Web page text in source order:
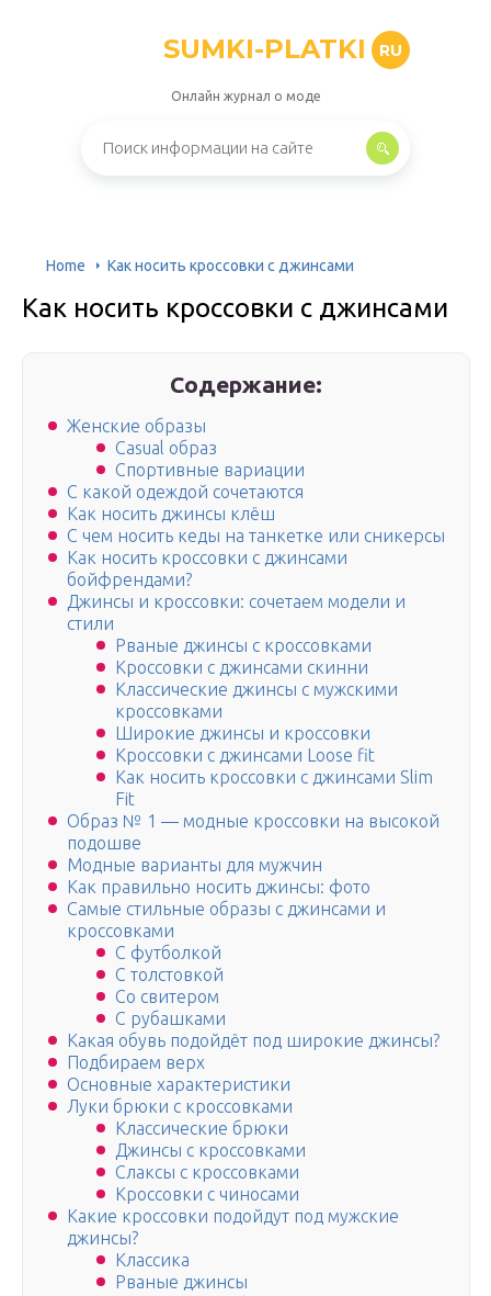
SUMKI-PLATKI RU
Онлайн журнал о моде
Home Как носить кроссовки с джинсами
Как носить кроссовки с джинсами
Содержание:
Женские образы
Casual образ
Спортивные вариации
С какой одеждой сочетаются
Как носить джинсы клёш
С чем носить кеды на танкетке или сникерсы
Как носить кроссовки с джинсами
бойфрендами?
Джинсы и кроссовки: сочетаем модели и
стили
Рваные джинсы с кроссовками
Кроссовки с джинсами скинни
Классические джинсы с мужскими
кроссовками
Широкие джинсы и кроссовки
Кроссовки с джинсами Loose fit
Как носить кроссовки с джинсами Slim
Fit
Образ № 1 — модные кроссовки на высокой
подошве
Модные варианты для мужчин
Как правильно носить джинсы: фото
Самые стильные образы с джинсами и
кроссовками
С футболкой
С толстовкой
Со свитером
С рубашками
Какая обувь подойдёт под широкие джинсы?
Подбираем верх
Основные характеристики
Луки брюки с кроссовками
Классические брюки
Джинсы с кроссовками
Слаксы с кроссовками
Кроссовки с чиносами
Какие кроссовки подойдут под мужские
джинсы?
Классика
Рваные джинсы